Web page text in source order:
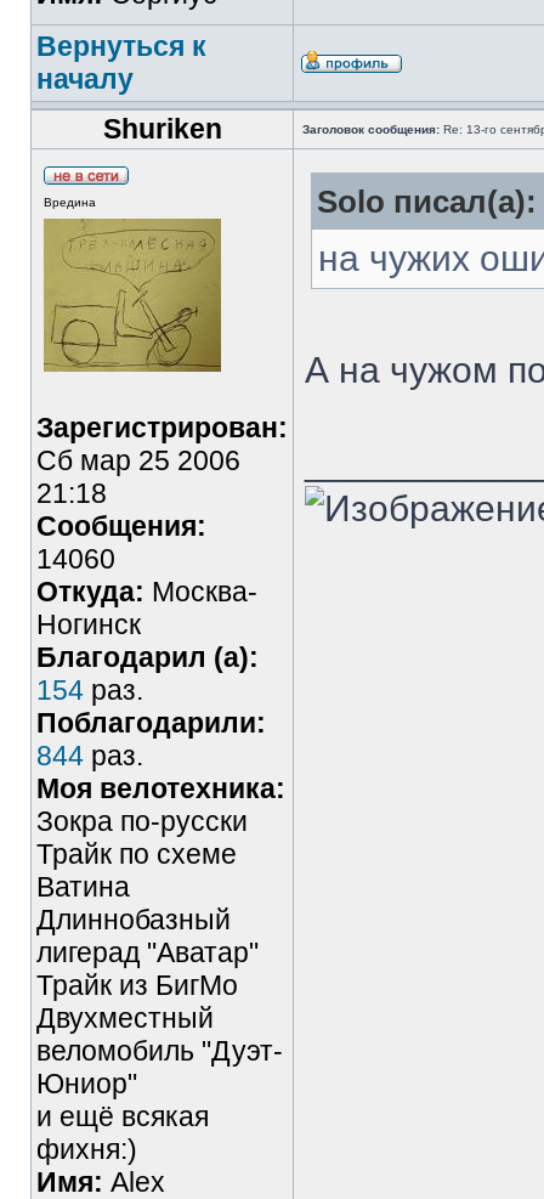
Вернуться к
началу
Shuriken
Заголовок сообщения: Re: 13-го
Вредина
Зарегистрирован:
Сб мар 25 2006
21:18
Сообщения:
14060
Откуда: Москва-
Ногинск
Благодарил (а):
154 раз.
Поблагодарили:
844 раз.
Моя велотехника:
Зокра по-русски
Трайк по схеме
Ватина
Длиннобазный
лигерад "Аватар"
Трайк из БигМо
Двухместный
веломобиль "Дуэт-
Юниор"
и ещё всякая
фихня:)
Имя: Alex
Solo писал(а):
на чужих
А на чужом